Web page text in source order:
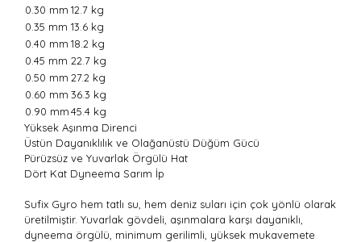
0.30 mm 12.7 kg
0.35 mm 13.6 kg
0.40 mm 18.2 kg
0.45 mm 22.7 kg
0.50 mm 27.2 kg
0.60 mm 36.3 kg
0.90 mm45.4 kg
Yüksek Aşınma Direnci
Üstün Dayanıklılık ve Olağanüstü Düğüm Gücü
Pürüzsüz ve Yuvarlak Örgülü Hat
Dört Kat Dyneema Sarım İp
Sufix Gyro hem tatlı su, hem deniz suları için çok yönlü olarak
üretilmiştir. Yuvarlak gövdeli, aşınmalara karşı dayanıklı,
dyneema örgülü, minimum gerilimli, yüksek mukavemete